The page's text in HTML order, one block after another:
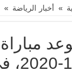
» أخبار الرياضة »